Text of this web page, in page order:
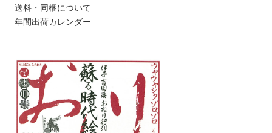
送料・同梱について
年間出荷カレンダー